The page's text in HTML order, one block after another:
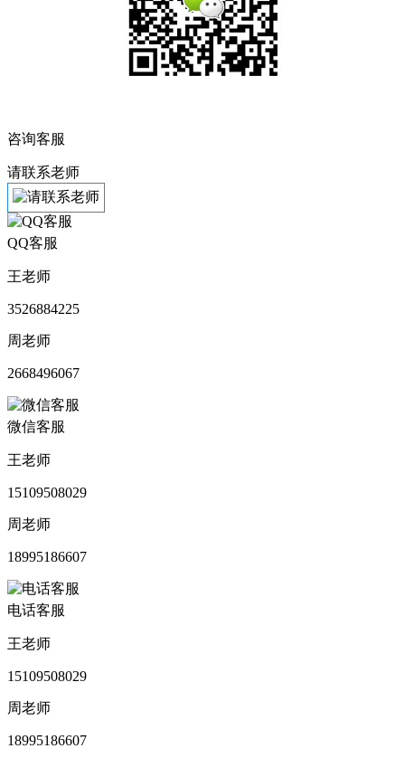
咨询客服
请联系老师
QQ客服
王老师
3526884225
周老师
2668496067
微信客服
王老师
15109508029
周老师
18995186607
电话客服
王老师
15109508029
周老师
18995186607